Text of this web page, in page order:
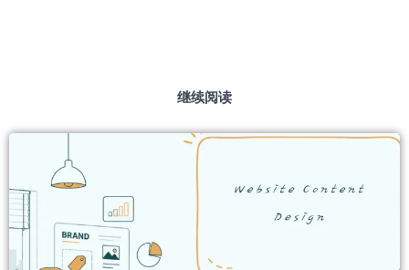
继续阅读